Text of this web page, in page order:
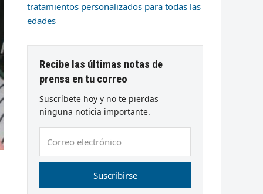
tratamientos personalizados para todas las
edades
Recibe las últimas notas de
prensa en tu correo
Suscríbete hoy y no te pierdas
ninguna noticia importante.
electrónico
Suscribirse